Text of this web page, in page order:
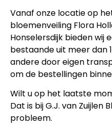
Vanaf onze locatie op
bloemenveiling Flora
Honselersdijk bieden wij
bestaande uit meer dan
andere door eigen
om de bestellingen
Wilt u op het laatste
Dat is bij G.J. van Zuijlen
probleem.